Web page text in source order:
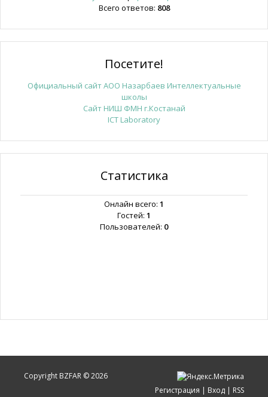
Всего ответов: 808
Посетите!
Официальный сайт АОО Назарбаев Интеллектуальные
школы
Сайт НИШ ФМН г.Костанай
ICT Laboratory
Статистика
Онлайн всего: 1
Гостей: 1
Пользователей: 0
Copyright BZFAR © 2026
Регистрация | Вход | RSS